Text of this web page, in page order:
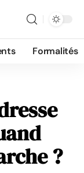
Formalités
?